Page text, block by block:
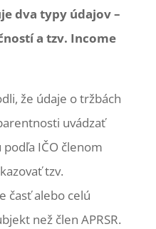
dva typy údajov –
a tzv. Income
že údaje o tržbách
uvádzať
IČO členom
tzv.
časť alebo celú
než člen APRSR.